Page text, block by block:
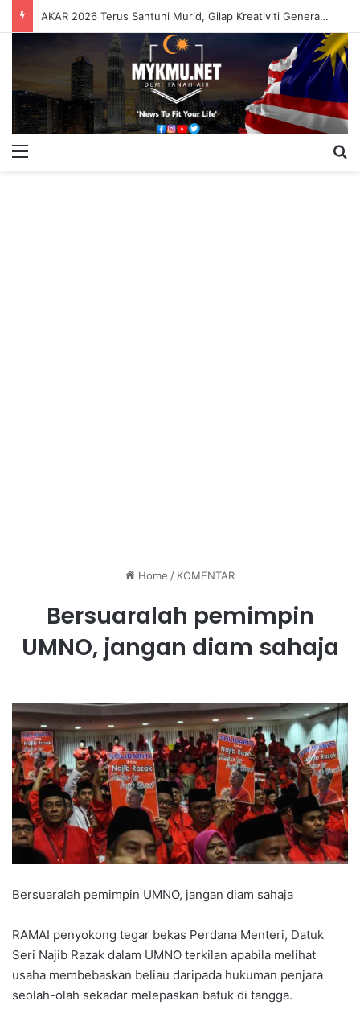
AKAR 2026 Terus Santuni Murid, Gilap Kreativiti Generasi Muda
Home / KOMENTAR
Bersuaralah pemimpin
UMNO, jangan diam sahaja
Bersuaralah pemimpin UMNO, jangan diam sahaja
RAMAI penyokong tegar bekas Perdana Menteri, Datuk
Seri Najib Razak dalam UMNO terkilan apabila melihat
usaha membebaskan beliau daripada hukuman penjara
seolah-olah sekadar melepaskan batuk di tangga.